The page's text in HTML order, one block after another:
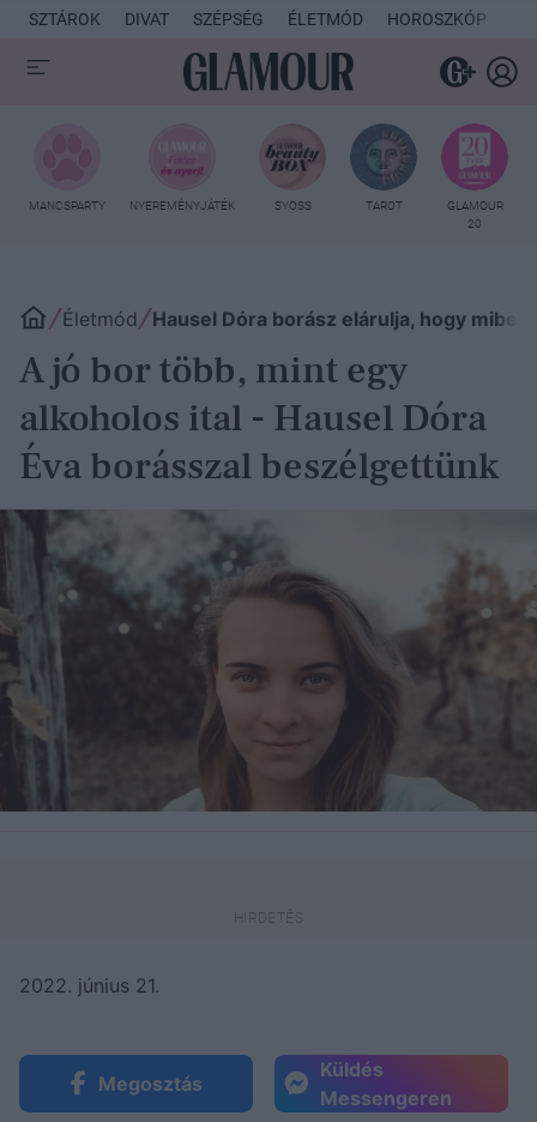
SZTÁROK DIVAT SZÉPSÉG ÉLETMÓD HOROSZKÓP
MANCSPARTY NYEREMÉNYJÁTÉK SYOSS TAROT
GLAMOUR
20
Életmód Hausel Dóra borász elárulja, hogy
A jó bor több, mint egy
alkoholos ital - Hausel Dóra
Éva borásszal beszélgettünk
2022. június 21.
Megosztás
Küldés
Messengeren